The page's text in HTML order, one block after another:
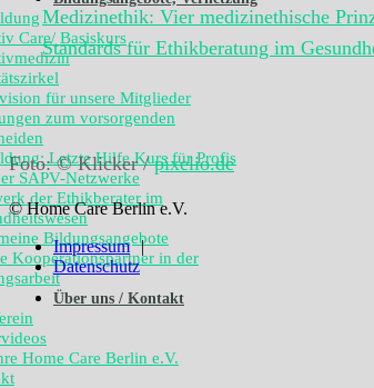
Care/ Basiskurs
für unsere Mitglieder
zum vorsorgenden
Letzte Hilfe Kurs für Profis
SAPV-Netzwerke
der Ethikberater im
Bildungsangebote
Kooperationspartner in der
Über uns / Kontakt
Home Care Berlin e.V.
Medizinethik: Vier medizinethische
Standards für Ethikberatung im
Foto: © Klicker /pixelio.de
© Home Care Berlin e.V.
Impressum
Datenschutz